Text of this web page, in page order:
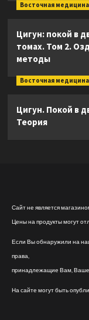
Восточная медицина
Цигун: покой в
томах. Том 2.
методы
Восточная медицина
Цигун. Покой в
Теория
Сайт не является
Цены на продукты могут
Если Вы обнаружили на
права,
принадлежащие Вам,
На сайте могут быть